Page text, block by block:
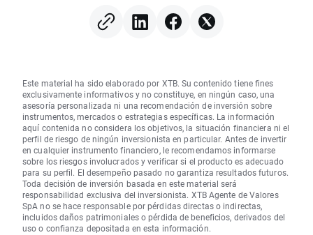
Este material ha sido elaborado por XTB. Su contenido tiene fines
exclusivamente informativos y no constituye, en ningún caso, una
asesoría personalizada ni una recomendación de inversión sobre
instrumentos, mercados o estrategias específicas. La información
aquí contenida no considera los objetivos, la situación financiera ni el
perfil de riesgo de ningún inversionista en particular. Antes de invertir
en cualquier instrumento financiero, le recomendamos informarse
sobre los riesgos involucrados y verificar si el producto es adecuado
para su perfil. El desempeño pasado no garantiza resultados futuros.
Toda decisión de inversión basada en este material será
responsabilidad exclusiva del inversionista. XTB Agente de Valores
SpA no se hace responsable por pérdidas directas o indirectas,
incluidos daños patrimoniales o pérdida de beneficios, derivados del
uso o confianza depositada en esta información.